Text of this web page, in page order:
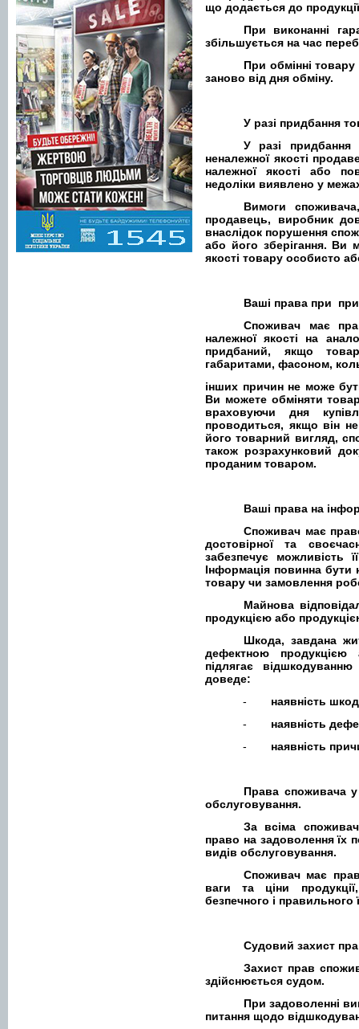
що додається до
При виконанні
збільшується на час
При обмінні
заново від дня обміну.
У разі придбання
У разі придбання
неналежної якості
належної якості або
недоліки виявлено у
Вимоги
продавець, виробник
внаслідок порушення
або його зберігання. Ви
якості товару особисто
Ваші права при
Споживач має
належної якості на
придбаний, якщо
габаритами, фасоном,
інших причин не може
Ви можете обміняти
враховуючи дня
проводиться, якщо він
його товарний вигляд,
також розрахунковий
проданим товаром.
Ваші права на
Споживач має
достовірної та
забезпечує можливість
Інформація повинна
товару чи замовлення
Майнова
продукцією або
Шкода, завдана
дефектною продукцією
підлягає
доведе:
-
наявність
-
наявність
-
наявність
Права споживача
обслуговування.
За всіма
право на задоволення їх
видів обслуговування.
Споживач має
ваги та ціни
безпечного і правильного
Судовий захист
Захист прав
здійснюється судом.
При задоволенні
питання щодо